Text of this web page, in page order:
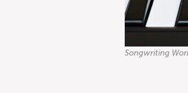
Songwriting